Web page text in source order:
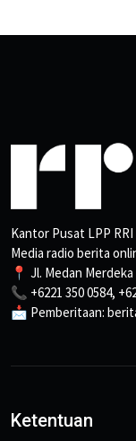
Kantor Pusat LPP RRI
Media radio berita
📍 Jl. Medan
📞 +6221 350 0584,
📩 Pemberitaan:
Ketentuan